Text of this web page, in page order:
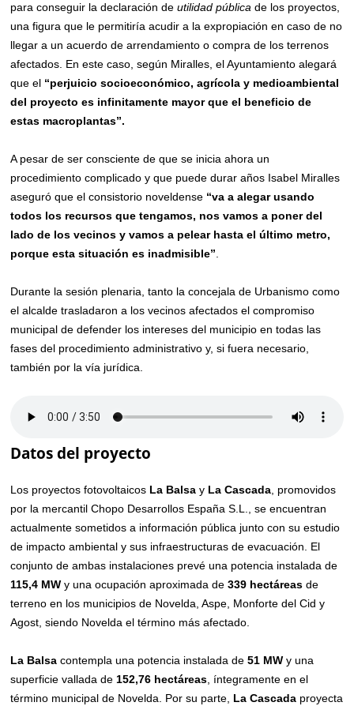
para conseguir la declaración deutilidad pública de los proyectos,
una figura que le permitiría acudir a la expropiación en caso de no
llegar a un acuerdo de arrendamiento o compra de los terrenos
afectados. En este caso, según Miralles, el Ayuntamiento alegará
que el “perjuicio socioeconómico, agrícola y medioambiental
del proyectoes infinitamente mayor que el beneficio de
estas macroplantas”.
A pesar de ser consciente de que se inicia ahora un
procedimiento complicado y que puede durar años Isabel Miralles
aseguró que el consistorio noveldense “va a alegar usando
todos los recursos que tengamos, nos vamos a poner del
lado de los vecinos y vamos a pelear hasta el último metro,
porque esta situación es inadmisible”.
Durante la sesión plenaria, tanto la concejala de Urbanismo como
el alcalde trasladaron a los vecinos afectados el compromiso
municipal de defender los intereses del municipio en todas las
fases del procedimiento administrativo y, si fuera necesario,
también por la vía jurídica.
Datos del proyecto
Los proyectos fotovoltaicos La Balsa y La Cascada, promovidos
por la mercantil Chopo Desarrollos España S.L., se encuentran
actualmente sometidos a información pública junto con su estudio
de impacto ambiental y sus infraestructuras de evacuación. El
conjunto de ambas instalaciones prevé una potencia instalada de
115,4 MW y una ocupación aproximada de339 hectáreas de
terreno en los municipios de Novelda, Aspe, Monforte del Cid y
Agost, siendo Novelda el término más afectado.
La Balsa contempla una potencia instalada de51 MW y una
superficie vallada de152,76 hectáreas, íntegramente en el
término municipal de Novelda. Por su parte, La Cascada proyecta